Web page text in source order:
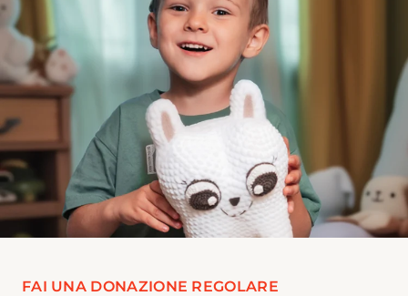
FAI UNA DONAZIONE REGOLARE